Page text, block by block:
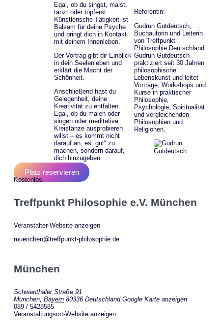
Egal, ob du singst, malst,
tanzt oder töpferst.
Künstlerische Tätigkeit ist
Balsam für deine Psyche
und bringt dich in Kontakt
mit deinem Innenleben.
Der Vortrag gibt dir Einblick
in dein Seelenleben und
erklärt die Macht der
Schönheit.
Anschließend hast du
Gelegenheit, deine
Kreativität zu entfalten.
Egal, ob du malen oder
singen oder meditative
Kreistänze ausprobieren
willst – es kommt nicht
darauf an, es „gut“ zu
machen, sondern darauf,
dich hinzugeben.
Referentin:
Gudrun Gutdeutsch,
Buchautorin und Leiterin
von Treffpunkt
Philosophie Deutschland
Gudrun Gutdeutsch
praktiziert seit 30 Jahren
philosophische
Lebenskunst und leitet
Vorträge, Workshops und
Kurse in praktischer
Philosophie,
Psychologie, Spiritualität
und vergleichenden
Philosophien und
Religionen.
Platz reservieren
Kostenlos
Treffpunkt Philosophie e.V. München
Veranstalter-Website anzeigen
muenchen@treffpunkt-philosophie.de
München
Schwanthaler Straße 91
München Bayern 80336 Deutschland Google Karte anzeigen
089 / 5428585
Veranstaltungsort-Website anzeigen